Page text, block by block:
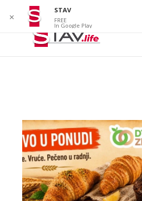
✕
STAV
FREE
In Google Play